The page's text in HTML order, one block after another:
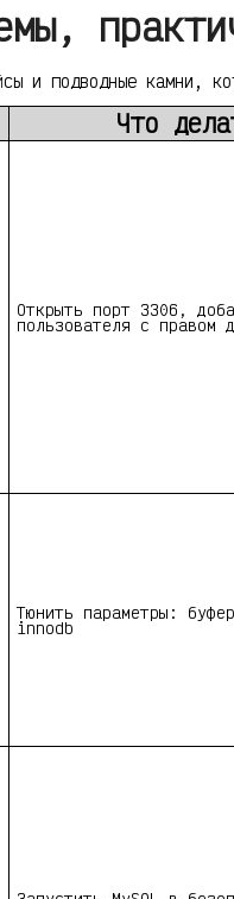
и подводные камни,
Что
Открыть порт 3306,
пользователя с правом
Тюнить параметры:
innodb